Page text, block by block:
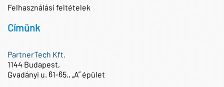
Felhasználási feltételek
Címünk
PartnerTech Kft.
1144 Budapest,
Gvadányi u. 61-65., „A” épület